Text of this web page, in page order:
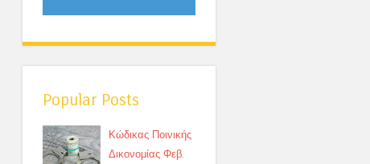
Popular Posts
Κώδικας Ποινικής
Δικονομίας Φεβ.